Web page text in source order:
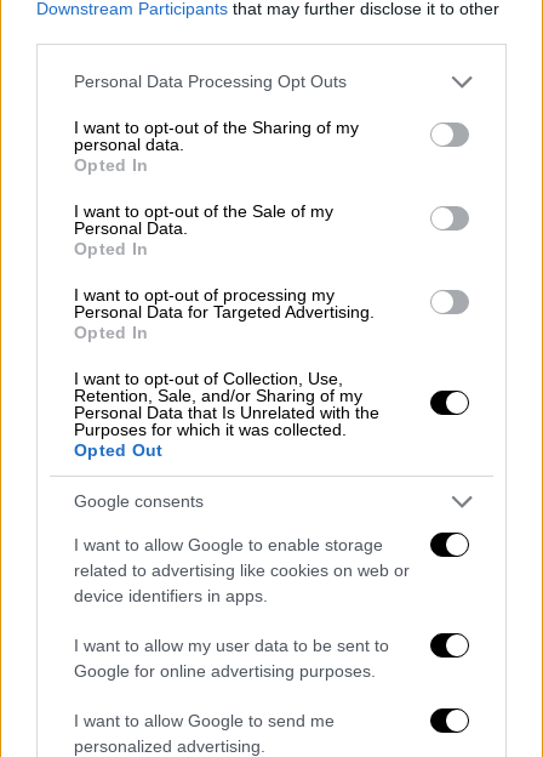
Downstream Participants that may further disclose it to other
Please note that this website/app uses one or more Google
not limited to your visit or usage behaviour. You may click to
grant or deny consent to Google and its third-party tags to
use your data for below specified purposes in below Google
consent section.
Personal Data Processing Opt Outs
I want to opt-out of the Sharing of my
personal data.
Opted In
I want to opt-out of the Sale of my
Personal Data.
Opted In
I want to opt-out of processing my
Personal Data for Targeted Advertising.
Opted In
I want to opt-out of Collection, Use,
Retention, Sale, and/or Sharing of my
Personal Data that Is Unrelated with the
Purposes for which it was collected.
Opted Out
Google consents
I want to allow Google to enable storage
related to advertising like cookies on web or
device identifiers in apps.
I want to allow my user data to be sent to
Google for online advertising purposes.
I want to allow Google to send me
personalized advertising.
δεν θα τα κατάφερνε. Το μωρό χρειάστηκε
να υποβληθεί σε χειρουργική επέμβαση τη
14η μέρα ζωής του προκειμένου να του
εγκέφαλό του. Έκτοτε, έχει αναρρώσει
πλήρως.
Η Winnie δε θα επιβίωνε αν η Poppy
«Όλα δείχνουν ότι η μικροσκοπική σας
δίδυμη έσωσε τη ζωή της αδελφής της»,
φαίνεται να είπαν οι γιατροί στη μητέρα που